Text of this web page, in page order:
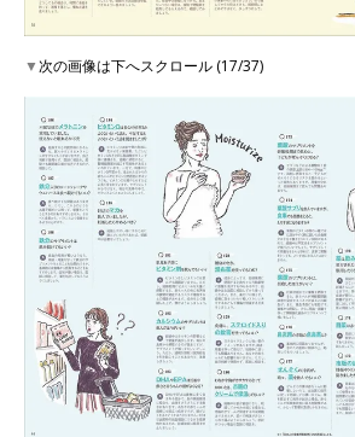
▼次の画像は下へスクロール (17/37)